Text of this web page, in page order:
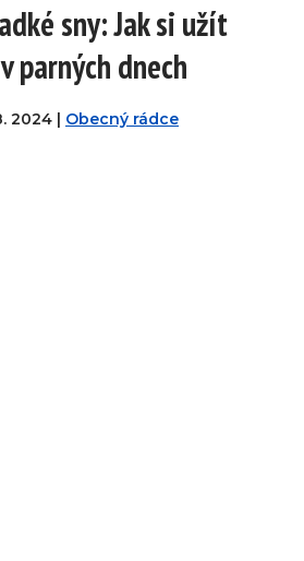
sny: Jak si užít
parných dnech
2024 | Obecný rádce